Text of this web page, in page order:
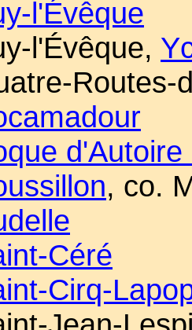
l'Évêque
l'Évêque,
d'Autoire
, co.
Céré
Cirq-